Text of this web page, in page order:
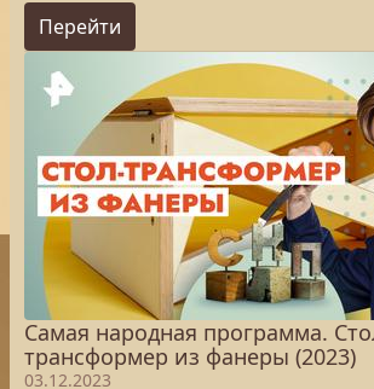
Перейти
Самая народная программа.
трансформер из фанеры (2023)
03.12.2023